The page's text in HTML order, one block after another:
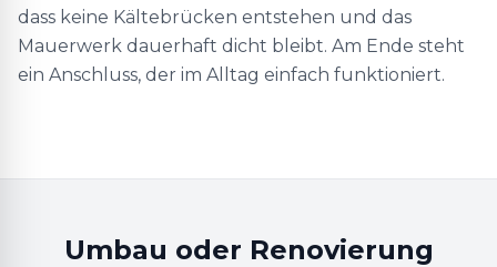
dass keine Kältebrücken entstehen und das
Mauerwerk dauerhaft dicht bleibt. Am Ende steht
ein Anschluss, der im Alltag einfach funktioniert.
Umbau oder Renovierung